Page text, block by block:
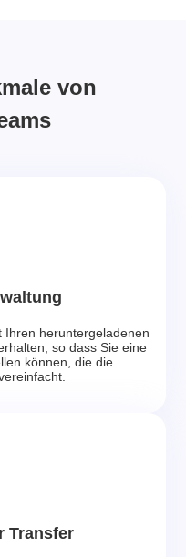
von
Ihren heruntergeladenen
so dass Sie eine
können, die die
Transfer